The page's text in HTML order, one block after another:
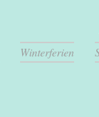
Winterferien